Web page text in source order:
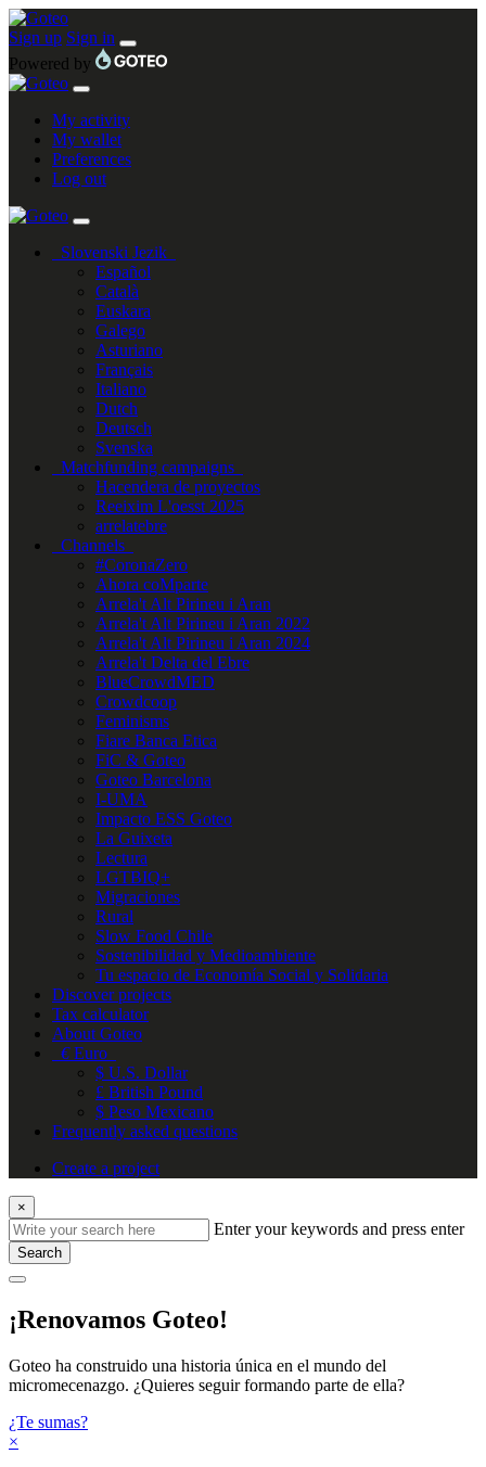
Sign up Sign in
Powered by
My activity
My wallet
Preferences
Log out
Slovenski Jezik
Español
Català
Euskara
Galego
Asturiano
Français
Italiano
Dutch
Deutsch
Svenska
Matchfunding campaigns
Hacendera de proyectos
Reeixim L'oesst 2025
arrelatebre
Channels
#CoronaZero
Ahora coMparte
Arrela't Alt Pirineu i Aran
Arrela't Alt Pirineu i Aran 2022
Arrela't Alt Pirineu i Aran 2024
Arrela't Delta del Ebre
BlueCrowdMED
Crowdcoop
Feminisms
Fiare Banca Etica
FiC & Goteo
Goteo Barcelona
I-UMA
Impacto ESS Goteo
La Guixeta
Lectura
LGTBIQ+
Migraciones
Rural
Slow Food Chile
Sostenibilidad y Medioambiente
Tu espacio de Economía Social y Solidaria
Discover projects
Tax calculator
About Goteo
€Euro
$ U.S. Dollar
£ British Pound
$ Peso Mexicano
Frequently asked questions
Create a project
×
Enter your keywords and press enter
Search
¡Renovamos Goteo!
Goteo ha construido una historia única en el mundo del
micromecenazgo. ¿Quieres seguir formando parte de ella?
¿Te sumas?
×